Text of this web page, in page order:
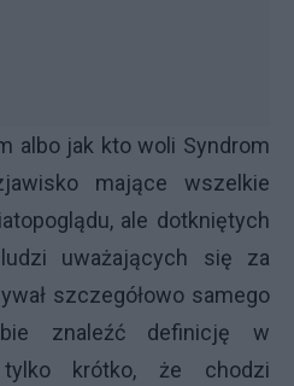
albo jak kto woli Syndrom
mające wszelkie
ale dotkniętych
uważających się za
szczegółowo samego
znaleźć definicję w
tylko krótko, że chodzi